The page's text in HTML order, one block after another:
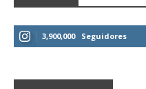
3,900,000 Seguidores